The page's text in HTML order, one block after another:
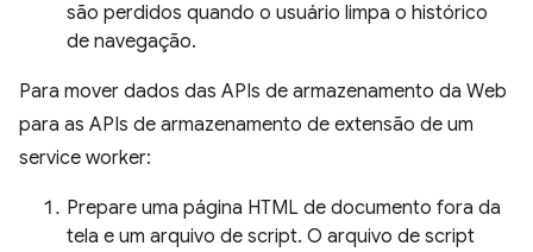
são perdidos quando o usuário limpa o histórico
de navegação.
Para mover dados das APIs de armazenamento da Web
para as APIs de armazenamento de extensão de um
service worker:
Prepare uma página HTML de documento fora da
tela e um arquivo de script. O arquivo de script